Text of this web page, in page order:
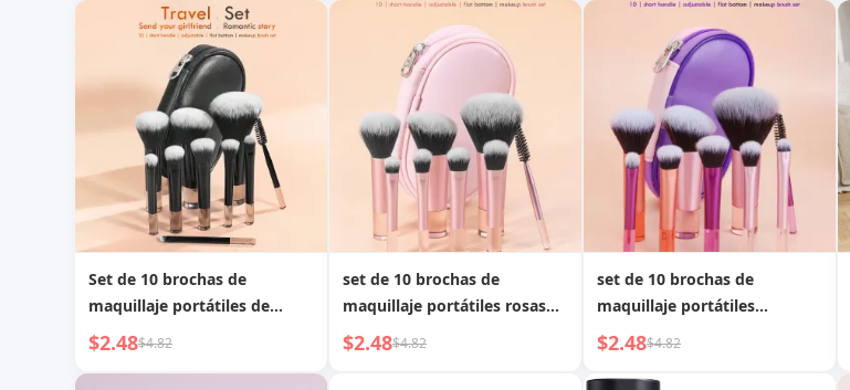
contorno en forma de media
luna, brocha plana, brocha
para sombras de ojos,
brocha para colorete, brocha
para cejas, brocha para
difuminar, brocha doble para
pestañas, brocha para
corrector, brocha para labios
contorno en forma de media
luna, brocha plana, brocha
para sombras de ojos,
brocha para colorete, brocha
para cejas, brocha para
difuminar, brocha para
pestañas, brocha para
corrector, brocha para labios
contorno en forma de media
luna, brocha plana, brocha
para sombras de ojos,
brocha para colorete, brocha
para cejas, brocha para
difuminar, brocha doble para
pestañas, brocha para
corrector, brocha para labios
Set de 10 brochas de
maquillaje portátiles de
mango corto negro con
bolsa de almacenamiento,
$2.48$4.82
set de 10 brochas de
maquillaje portátiles rosas
de mango corto con bolsa de
almacenamiento que incluye
$2.48$4.82
set de 10 brochas de
maquillaje portátiles
multicolor de mango corto
con bolsa de
almacenamiento que incluye
$2.48$4.82